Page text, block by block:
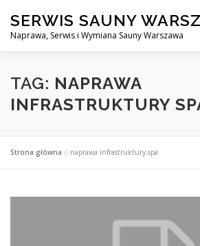
treści
SERWIS SAUNY
Naprawa, Serwis i Wymiana Sauny Warszawa
SERWIS DO SAUNY WARSZAWA
TAG: NAPRAWA
INFRASTRUKTURY
Strona główna »naprawa infrastruktury spa